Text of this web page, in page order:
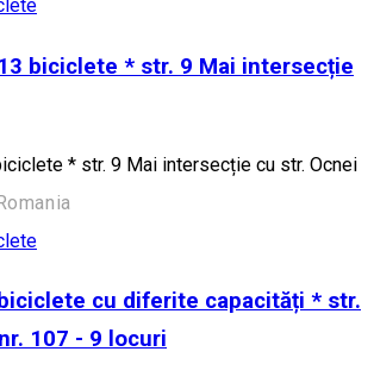
biciclete * str. 9 Mai intersecție
* str. 9 Mai intersecție cu str. Ocnei
cu diferite capacități * str.
107 - 9 locuri